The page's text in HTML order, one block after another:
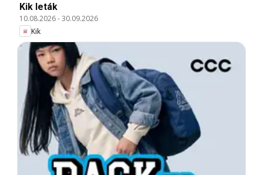
Kik leták
10.08.2026-30.09.2026
Kik